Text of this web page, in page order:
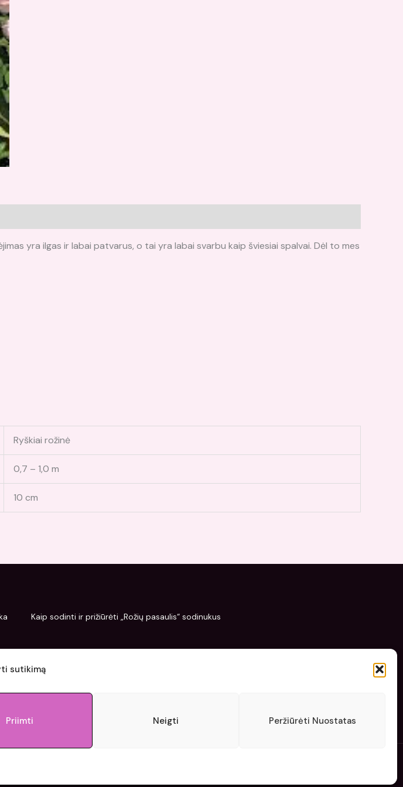
sutikimą
Priimti Neigti Peržiūrėti Nuostatas
yra ilgas ir labai patvarus, o tai yra labai svarbu kaip šviesiai spalvai. Dėl to mes
Ryškiai rožinė
0,7 – 1,0 m
10 cm
Kaip sodinti ir prižiūrėti „Rožių pasaulis“ sodinukus